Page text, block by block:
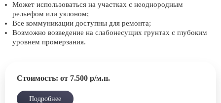
Может использоваться на участках с неоднородным
рельефом или уклоном;
Все коммуникации доступны для ремонта;
Возможно возведение на слабонесущих грунтах с глубоким
уровнем промерзания.
Стоимость: от 7.500 р/м.п.
Подробнее